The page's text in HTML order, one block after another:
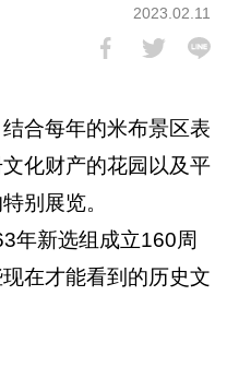
2023.02.11
合每年的米布景区表
化财产的花园以及平
别展览。
年新选组成立160周
在才能看到的历史文